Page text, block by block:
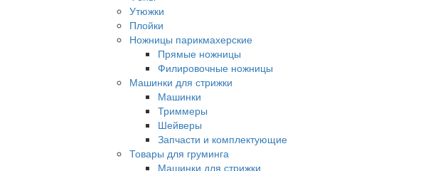
Утюжки
Плойки
Ножницы парикмахерские
Прямые ножницы
Филировочные ножницы
Машинки для стрижки
Машинки
Триммеры
Шейверы
Запчасти и комплектующие
Товары для груминга
Машинки для стрижки